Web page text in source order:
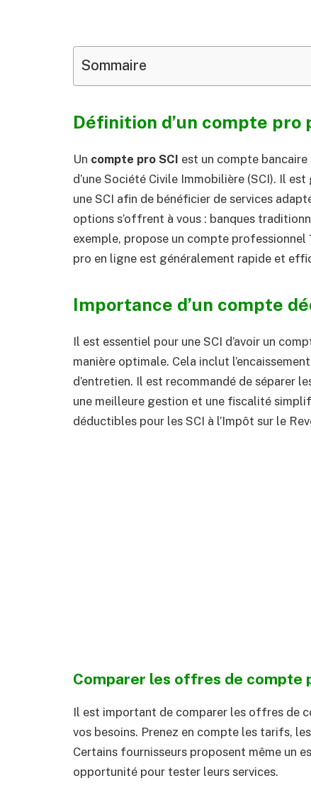
Sommaire
Définition d’un compte pro
Un compte pro SCI est un compte
d’une Société Civile Immobilière (SCI). Il
une SCI afin de bénéficier de services
options s’offrent à vous : banques
exemple, propose un compte professionnel
pro en ligne est généralement rapide et
Importance d’un compte
Il est essentiel pour une SCI d’avoir un
manière optimale. Cela inclut
d’entretien. Il est recommandé de séparer
une meilleure gestion et une fiscalité
déductibles pour les SCI à l’Impôt sur le
Comparer les offres de compte
Il est important de comparer les offres de
vos besoins. Prenez en compte les tarifs,
Certains fournisseurs proposent même un
opportunité pour tester leurs services.